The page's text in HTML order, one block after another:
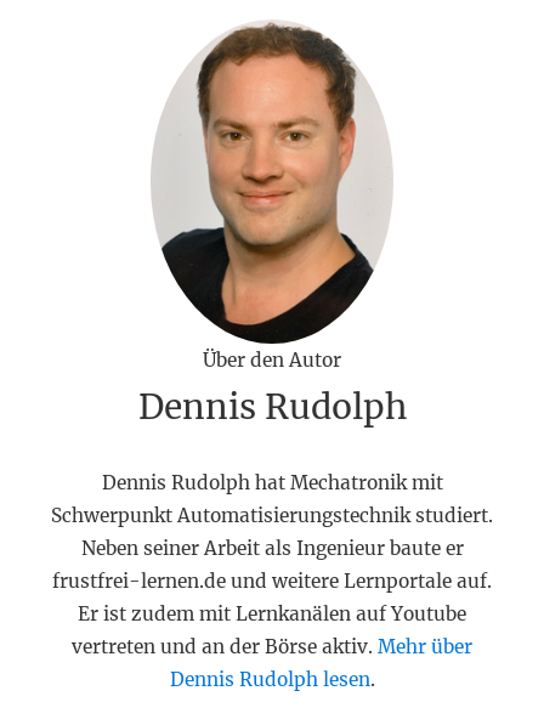
Über den Autor
Dennis Rudolph
Dennis Rudolph hat Mechatronik mit
Schwerpunkt Automatisierungstechnik studiert.
Neben seiner Arbeit als Ingenieur baute er
frustfrei-lernen.de und weitere Lernportale auf.
Er ist zudem mit Lernkanälen auf Youtube
vertreten und an der Börse aktiv. Mehr über
Dennis Rudolph lesen.